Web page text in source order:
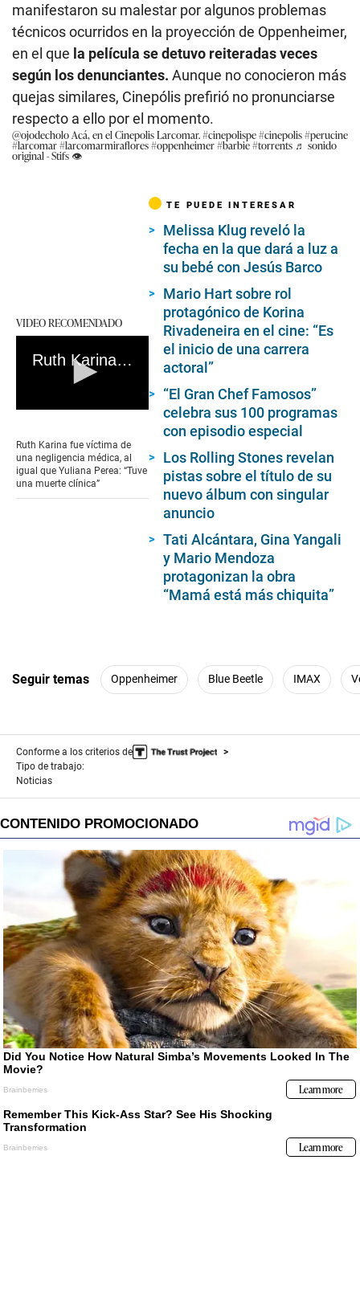
manifestaron su malestar por algunos problemas
técnicos ocurridos en la proyección de Oppenheimer,
en el que la película se detuvo reiteradas veces
según los denunciantes. Aunque no conocieron más
quejas similares, Cinepólis prefirió no pronunciarse
respecto a ello por el momento.
@ojodecholoAcá, en el Cinepolis Larcomar.#cinepolispe#cinepolis#perucine
#larcomar#larcomarmiraflores#oppenheimer#barbie#torrents ♬ sonido
original - Stifs 👁️
VIDEO RECOMENDADO
Ruth Karina fue víctima de una negligencia médica, al igual que Yuliana Perea: “Tuve una muerte clínica”
of
0
seconds
Ruth Karina fue víctima de
una negligencia médica, al
igual que Yuliana Perea: “Tuve
una muerte clínica”
TE PUEDE INTERESAR
Melissa Klug reveló la
fecha en la que dará a luz a
su bebé con Jesús Barco
Mario Hart sobre rol
protagónico de Korina
Rivadeneira en el cine: “Es
el inicio de una carrera
actoral”
“El Gran Chef Famosos”
celebra sus 100 programas
con episodio especial
Los Rolling Stones revelan
pistas sobre el título de su
nuevo álbum con singular
anuncio
Tati Alcántara, Gina Yangali
y Mario Mendoza
protagonizan la obra
“Mamá está más chiquita”
Seguir temas Oppenheimer Blue Beetle IMAX
Conforme a los criterios de
Tipo de trabajo:
Noticias